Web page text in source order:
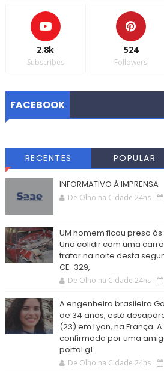
2.8k
Subscribes
524
Followers
FACEBOOK
RECENTES POPULAR
INFORMATIVO À IMPRENSA
De Olho na Cidade 24hs
UM homem ficou preso
Uno colidir com uma
trator na noite desta
CE-329,
De Olho na Cidade 24hs
A engenheira brasileira
de 34 anos, está
(23) em Lyon, na França.
confirmada por uma
portal g1.
De Olho na Cidade 24hs